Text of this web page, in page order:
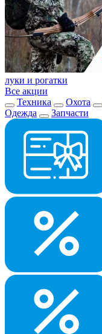
луки и рогатки
Все акции
Техника
Охота
Одежда
Запчасти